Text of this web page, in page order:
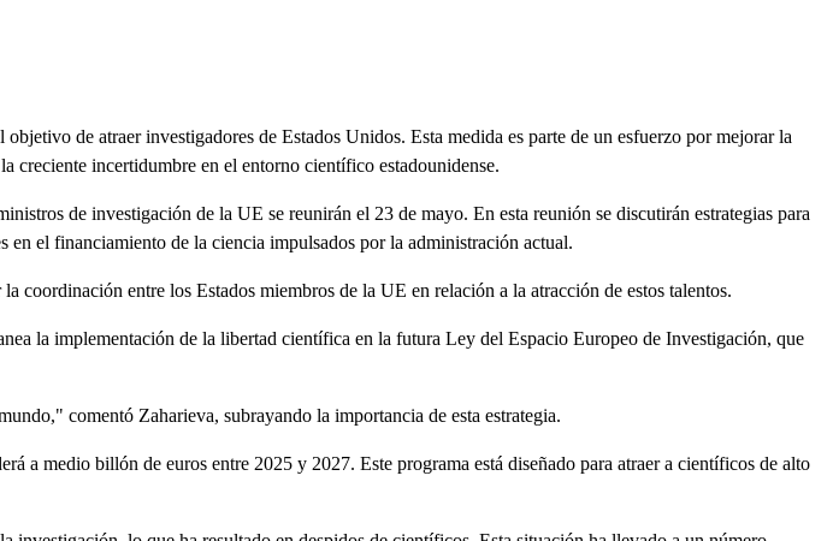
de atraer investigadores de Estados Unidos. Esta medida es parte de un esfuerzo por mejorar la
creciente incertidumbre en el entorno científico estadounidense.
de investigación de la UE se reunirán el 23 de mayo. En esta reunión se discutirán estrategias para
en el financiamiento de la ciencia impulsados por la administración actual.
coordinación entre los Estados miembros de la UE en relación a la atracción de estos talentos.
la implementación de la libertad científica en la futura Ley del Espacio Europeo de Investigación, que
comentó Zaharieva, subrayando la importancia de esta estrategia.
a medio billón de euros entre 2025 y 2027. Este programa está diseñado para atraer a científicos de alto